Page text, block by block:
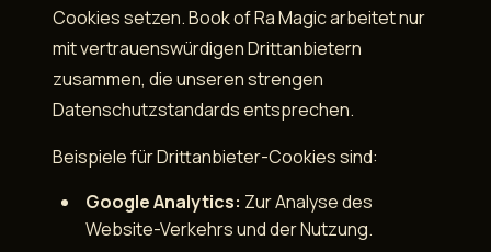
Cookies setzen. Book of Ra Magic arbeitet nur
mit vertrauenswürdigen Drittanbietern
zusammen, die unseren strengen
Datenschutzstandards entsprechen.
Beispiele für Drittanbieter-Cookies sind:
Google Analytics: Zur Analyse des
Website-Verkehrs und der Nutzung.